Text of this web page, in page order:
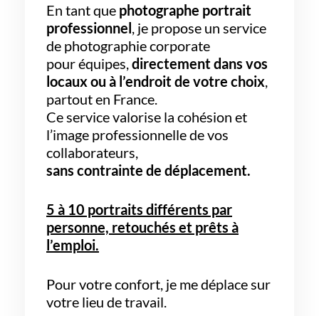
En tant que photographe portrait
professionnel , je propose un service
de photographie corporate
pour équipes, directement dans vos
locaux ou à l’endroit de votre choix
partout en France.
Ce service valorise la cohésion et
l’image professionnelle de vos
collaborateurs,
sans contrainte de déplacement.
5 à 10 portraits différents par
personne, retouchés et prêts à
l’emploi.
Pour votre confort, je me déplace sur
votre lieu de travail.